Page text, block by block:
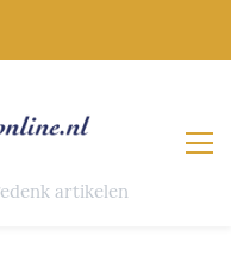
artikelen